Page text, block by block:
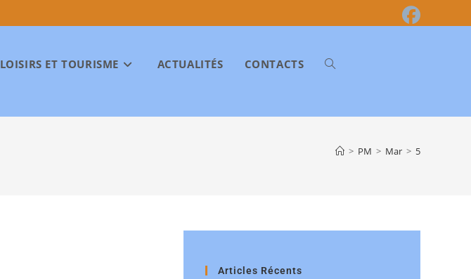
LOISIRS ET TOURISME ACTUALITÉS CONTACTS
> PM > Mar > 5
Articles Récents